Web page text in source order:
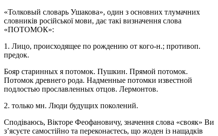
«Толковый словарь Ушакова», один з основних тлумачних
словників російської мови, дає такі визначення слова
«ПОТОМОК»:
1. Лицо, происходящее по рождению от кого-н.; противоп.
предок.
Бояр старинных я потомок. Пушкин. Прямой потомок.
Потомок древнего рода. Надменные потомки известной
подлостью прославленных отцов. Лермонтов.
2. только мн. Люди будущих поколений.
Сподіваюсь, Вікторе Феофановичу, значення слова «свояк» Ви
з’ясуєте самостійно та переконаєтесь, що жоден із нащадків